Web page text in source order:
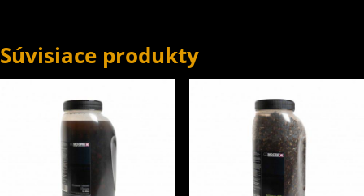
Tigrí
orech
Súvisiace produkty